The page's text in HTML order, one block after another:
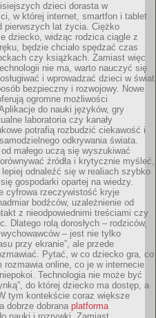
dzieci dorasta w
w której internet, smartfon i tablet
pierwszych lat życia. Ciężko
dziecko, widząc rodzica ciągle z
będzie chciało spędzać czas
czy książkach. Zamiast więc
nie ma, warto nauczyć się
i wprowadzać dzieci w świat
bezpieczny i rozwojowy. Nowe
ogromne możliwości
do nauki języków, gry
laboratoria czy kanały
potrafią rozbudzić ciekawość i
odkrywania świata.
małego uczą się wyszukiwać
źródła i krytycznie myśleć,
odnaleźć się w realiach szybko
gospodarki opartej na wiedzy.
cyfrowa rzeczywistość kryje
bodźców, uzależnienie od
z nieodpowiednimi treściami czy
Dlatego rolą dorosłych – rodziców,
– jest nie tylko
przy ekranie”, ale przede
Pytać, w co dziecko gra, co
rozmawia online, co je w internecie
Technologia nie może być
do której dziecko ma dostęp, a
tym kontekście coraz większe
dobrze dobrana platforma